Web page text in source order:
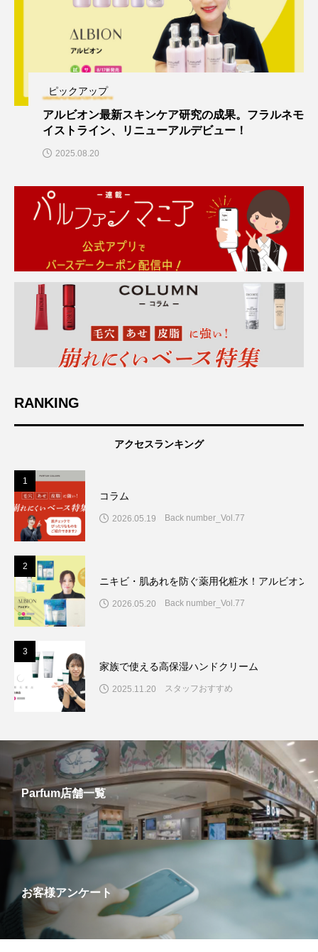
ピックアップ
アルビオン最新スキンケア研究の成果。フラルネモ
イストライン、リニューアルデビュー！
2025.08.20
RANKING
アクセスランキング
1
コラム
2026.05.19 Back number_Vol.77
2
ニキビ・肌あれを防ぐ薬用化粧水！アルビオン
2026.05.20 Back number_Vol.77
3
家族で使える高保湿ハンドクリーム
2025.11.20 スタッフおすすめ
Parfum店舗一覧
お客様アンケート